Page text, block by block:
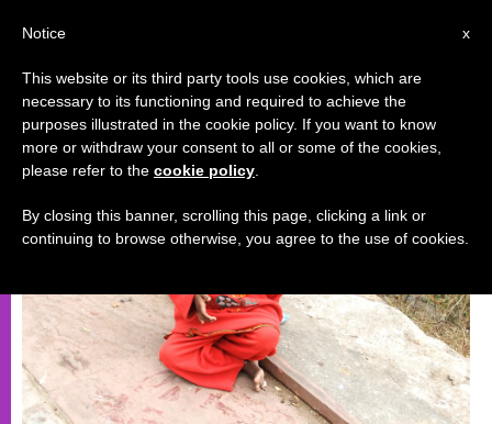
أحداث خاصة
x
Notice
This website or its third party tools use cookies, which are
necessary to its functioning and required to achieve the
purposes illustrated in the cookie policy. If you want to know
more or withdraw your consent to all or some of the cookies,
please refer to the cookie policy
By closing this banner, scrolling this page, clicking a link or
continuing to browse otherwise, you agree to the use of cookies.